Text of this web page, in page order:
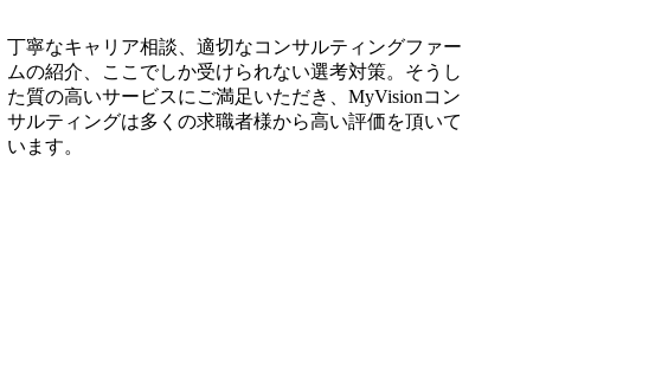
丁寧なキャリア相談、適切なコンサルティングファー
ムの紹介、ここでしか受けられない選考対策。そうし
た質の高いサービスにご満足いただき、MyVisionコン
サルティングは多くの求職者様から高い評価を頂いて
います。